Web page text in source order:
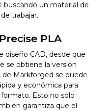
buscando un material de
trabajar.
PLA
diseño CAD, desde que
se obtiene la versión
de Markforged se puede
y económica para
Esto no sólo
garantiza que el